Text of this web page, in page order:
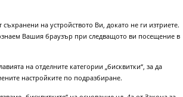
съхранени на устройството Ви, докато не ги изтриете.
Вашия браузър при следващото ви посещение в
на отделните категории „бисквитки“, за да
настройките по подразбиране.